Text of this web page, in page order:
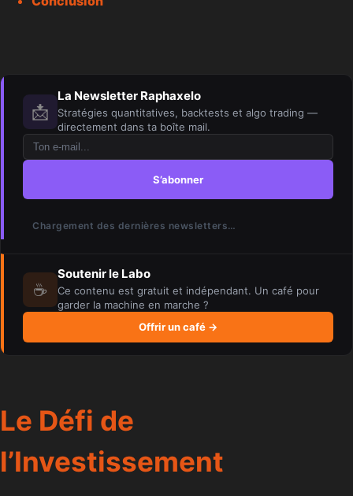
📩
La Newsletter Raphaxelo
Stratégies quantitatives, backtests et algo trading —
directement dans ta boîte mail.
S’abonner
Chargement des dernières newsletters…
☕
Soutenir le Labo
Ce contenu est gratuit et indépendant. Un café pour
garder la machine en marche ?
Offrir un café →
Le Défi de
l’Investissement